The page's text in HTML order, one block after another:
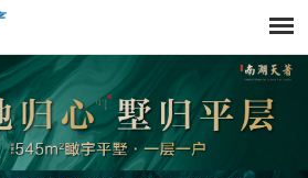
发一级资质企业
江河·岳阳南湖天著盛大交付